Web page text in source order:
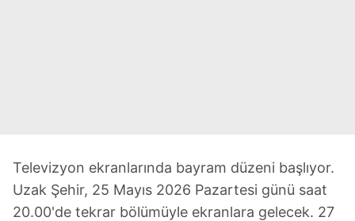
Televizyon ekranlarında bayram düzeni başlıyor.
Uzak Şehir, 25 Mayıs 2026 Pazartesi günü saat
20.00'de tekrar bölümüyle ekranlara gelecek. 27